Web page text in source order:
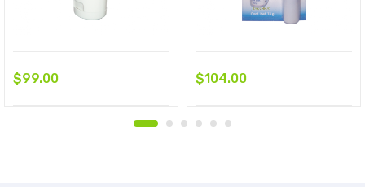
$99.00 $104.00